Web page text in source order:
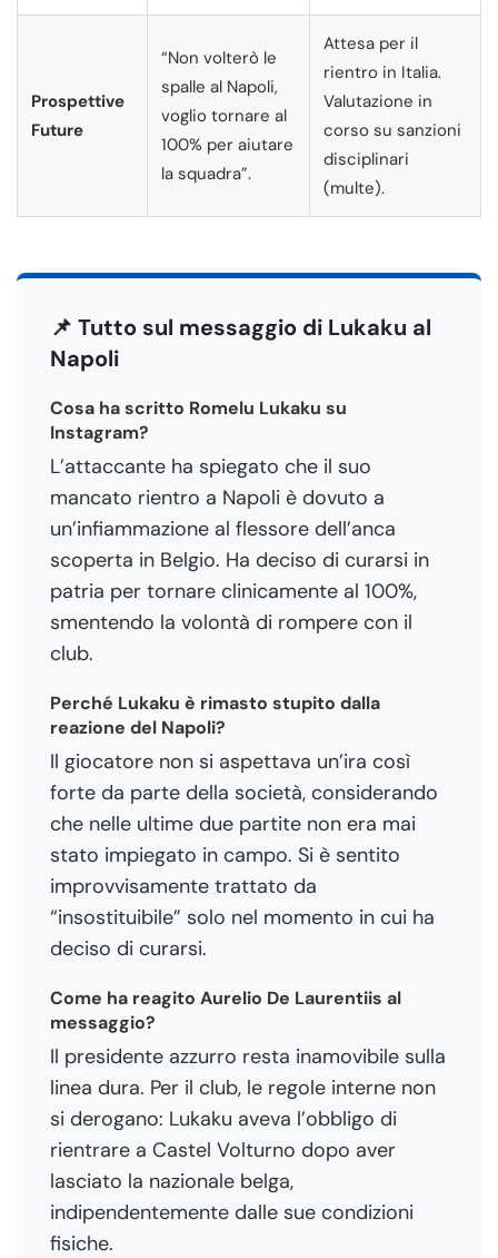
Prospettive
Future
“Non volterò le
spalle al Napoli,
voglio tornare al
100% per aiutare
la squadra”.
Attesa per il
rientro in Italia.
Valutazione in
corso su sanzioni
disciplinari
(multe).
📌 Tutto sul messaggio di Lukaku al
Napoli
Cosa ha scritto Romelu Lukaku su
Instagram?
L’attaccante ha spiegato che il suo
mancato rientro a Napoli è dovuto a
un’infiammazione al flessore dell’anca
scoperta in Belgio. Ha deciso di curarsi in
patria per tornare clinicamente al 100%,
smentendo la volontà di rompere con il
club.
Perché Lukaku è rimasto stupito dalla
reazione del Napoli?
Il giocatore non si aspettava un’ira così
forte da parte della società, considerando
che nelle ultime due partite non era mai
stato impiegato in campo. Si è sentito
improvvisamente trattato da
“insostituibile” solo nel momento in cui ha
deciso di curarsi.
Come ha reagito Aurelio De Laurentiis al
messaggio?
Il presidente azzurro resta inamovibile sulla
linea dura. Per il club, le regole interne non
si derogano: Lukaku aveva l’obbligo di
rientrare a Castel Volturno dopo aver
lasciato la nazionale belga,
indipendentemente dalle sue condizioni
fisiche.